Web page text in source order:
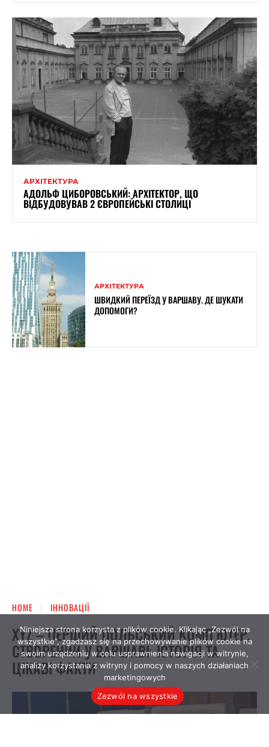
АРХІТЕКТУРА
АДОЛЬФ ЦИБОРОВСЬКИЙ: АРХІТЕКТОР, ЩО
ВІДБУДОВУВАВ 2 ЄВРОПЕЙСЬКІ СТОЛИЦІ
АРХІТЕКТУРА
ШВИДКИЙ ПЕРЕЇЗД У ВАРШАВУ. ДЕ ШУКАТИ
ДОПОМОГИ?
Niniejsza strona korzysta z plików cookie. Klikając „Zezwól na
wszystkie”, zgadzasz się na przechowywanie plików cookie na
swoim urządzeniu w celu usprawnienia nawigacji w witrynie,
analizy korzystania z witryny i pomocy w naszych działaniach
marketingowych
Zezwól na wszystkie